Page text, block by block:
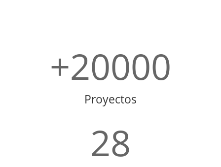
+20000
Proyectos
28